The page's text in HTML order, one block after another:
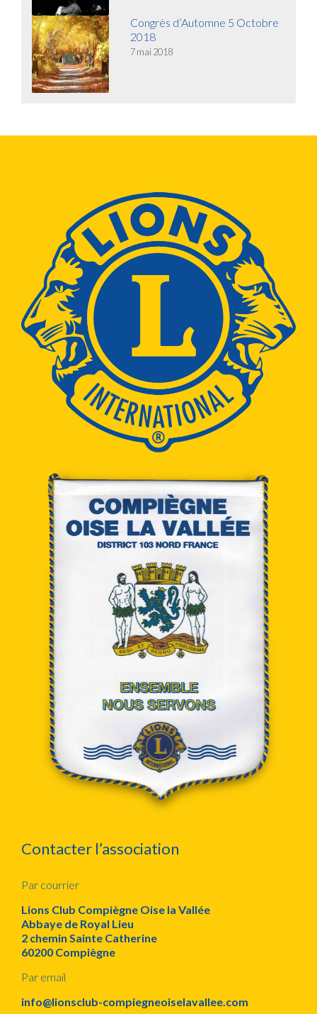
Congrès d’Automne 5 Octobre
2018
7 mai 2018
Contacter l’association
Par courrier
Lions Club Compiègne Oise la Vallée
Abbaye de Royal Lieu
2 chemin Sainte Catherine
60200 Compiègne
Par email
info@lionsclub-compiegneoiselavallee.com